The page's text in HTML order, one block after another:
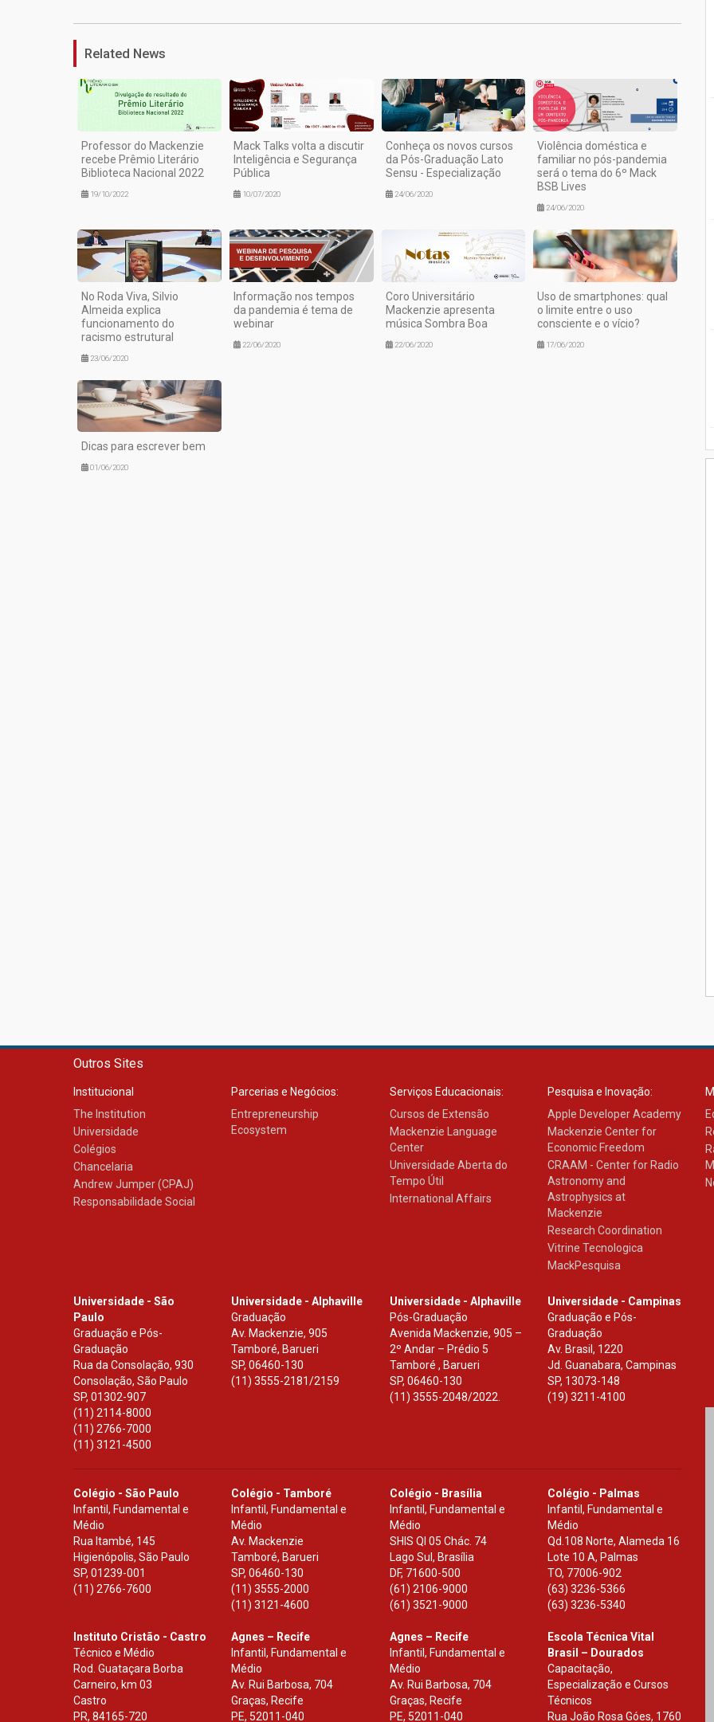
Related News
Professor do Mackenzie
recebe Prêmio Literário
Biblioteca Nacional 2022
19/10/2022
Mack Talks volta a discutir
Inteligência e Segurança
Pública
10/07/2020
Conheça os novos cursos
da Pós-Graduação Lato
Sensu - Especialização
24/06/2020
Violência doméstica e
familiar no pós-pandemia
será o tema do 6º Mack
BSB Lives
24/06/2020
No Roda Viva, Silvio
Almeida explica
funcionamento do
racismo estrutural
23/06/2020
Informação nos tempos
da pandemia é tema de
webinar
22/06/2020
Coro Universitário
Mackenzie apresenta
música Sombra Boa
22/06/2020
Uso de smartphones: qual
o limite entre o uso
consciente e o vício?
17/06/2020
Dicas para escrever bem
01/06/2020
Outros Sites
Institucional
The Institution
Universidade
Colégios
Chancelaria
Andrew Jumper (CPAJ)
Responsabilidade Social
Parcerias e Negócios:
Entrepreneurship
Ecosystem
Serviços Educacionais:
Cursos de Extensão
Mackenzie Language
Center
Universidade Aberta do
Tempo Útil
International Affairs
Pesquisa e Inovação:
Apple Developer Academy
Mackenzie Center for
Economic Freedom
CRAAM - Center for Radio
Astronomy and
Astrophysics at
Mackenzie
Research Coordination
Vitrine Tecnologica
MackPesquisa
Universidade - São
Paulo
Graduação e Pós-
Graduação
Rua da Consolação, 930
Consolação, São Paulo
SP, 01302-907
(11) 2114-8000
(11) 2766-7000
(11) 3121-4500
Universidade - Alphaville
Graduação
Av. Mackenzie, 905
Tamboré, Barueri
SP,06460-130
(11) 3555-2181/2159
Universidade - Alphaville
Pós-Graduação
Avenida Mackenzie, 905 –
2º Andar – Prédio 5
Tamboré , Barueri
SP, 06460-130
(11) 3555-2048/2022.
Universidade - Campinas
Graduação e Pós-
Graduação
Av. Brasil, 1220
Jd. Guanabara, Campinas
SP, 13073-148
(19) 3211-4100
Colégio - São Paulo
Infantil, Fundamental e
Médio
Rua Itambé, 145
Higienópolis, São Paulo
SP, 01239-001
(11) 2766-7600
Colégio - Tamboré
Infantil, Fundamental e
Médio
Av. Mackenzie
Tamboré, Barueri
SP,06460-130
(11) 3555-2000
(11) 3121-4600
Colégio - Brasília
Infantil, Fundamental e
Médio
SHIS Ql 05 Chác. 74
Lago Sul, Brasília
DF, 71600-500
(61) 2106-9000
(61) 3521-9000
Colégio - Palmas
Infantil, Fundamental e
Médio
Qd.108 Norte, Alameda 16
Lote 10 A, Palmas
TO, 77006-902
(63) 3236-5366
(63) 3236-5340
Instituto Cristão - Castro
Técnico e Médio
Rod. Guataçara Borba
Carneiro, km 03
Castro
PR, 84165-720
Agnes – Recife
Infantil, Fundamental e
Médio
Av. Rui Barbosa, 704
Graças, Recife
PE, 52011-040
Agnes – Recife
Infantil, Fundamental e
Médio
Av. Rui Barbosa, 704
Graças, Recife
PE, 52011-040
Escola Técnica Vital
Brasil – Dourados
Capacitação,
Especialização e Cursos
Técnicos
Rua João Rosa Góes, 1760